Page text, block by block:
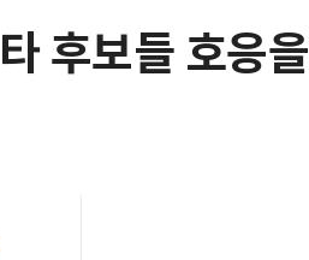
후보들 호응을